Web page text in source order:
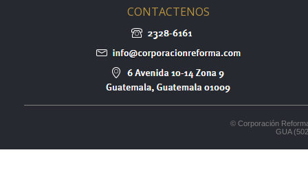
CONTACTENOS
© Corporación
GUA